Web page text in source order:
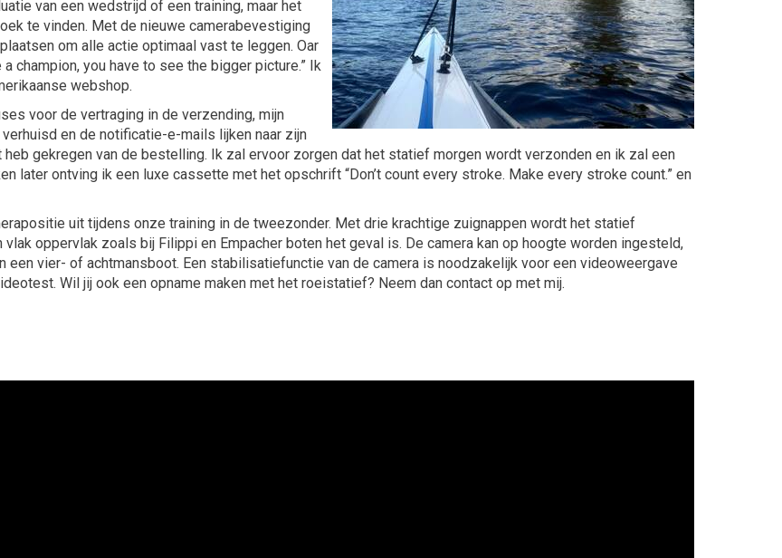
van een wedstrijd of een training, maar het
te vinden. Met de nieuwe camerabevestiging
om alle actie optimaal vast te leggen. Oar
champion, you have to see the bigger picture.” Ik
webshop.
voor de vertraging in de verzending, mijn
en de notificatie-e-mails lijken naar zijn
gekregen van de bestelling. Ik zal ervoor zorgen dat het statief morgen wordt verzonden en ik zal een
later ontving ik een luxe cassette met het opschrift “Don’t count every stroke. Make every stroke count.” en
uit tijdens onze training in de tweezonder. Met drie krachtige zuignappen wordt het statief
oppervlak zoals bij Filippi en Empacher boten het geval is. De camera kan op hoogte worden ingesteld,
vier- of achtmansboot. Een stabilisatiefunctie van de camera is noodzakelijk voor een videoweergave
Wil jij ook een opname maken met het roeistatief? Neem dan contact op met mij.